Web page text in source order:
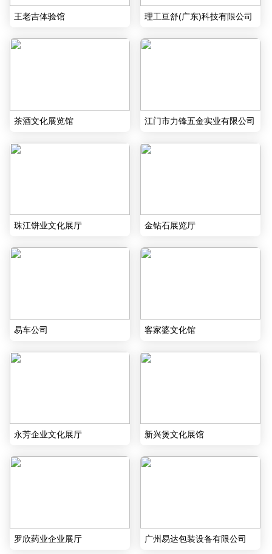
王老吉体验馆 理工亘舒(广东)科技有限公司
茶酒文化展览馆 江门市力锋五金实业有限公司
珠江饼业文化展厅 金钻石展览厅
易车公司 客家婆文化馆
永芳企业文化展厅 新兴煲文化展馆
罗欣药业企业展厅 广州易达包装设备有限公司